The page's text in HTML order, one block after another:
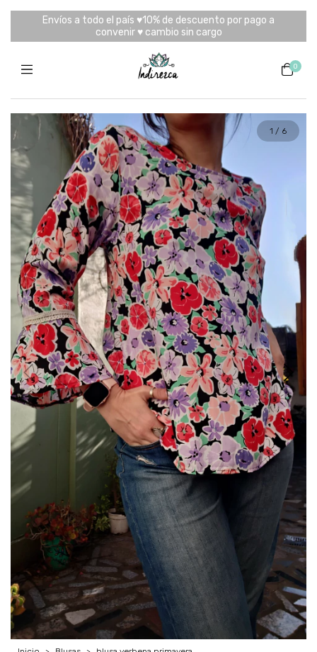
Envíos a todo el país ♥10% de descuento por pago a
convenir ♥ cambio sin cargo
0
1 / 6